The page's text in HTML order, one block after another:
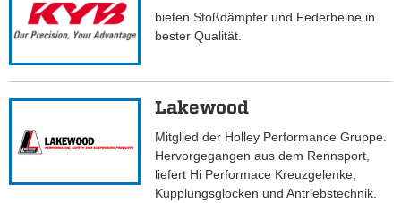
bieten Stoßdämpfer und Federbeine in
bester Qualität.
Lakewood
Mitglied der Holley Performance Gruppe.
Hervorgegangen aus dem Rennsport,
liefert Hi Performace Kreuzgelenke,
Kupplungsglocken und Antriebstechnik.